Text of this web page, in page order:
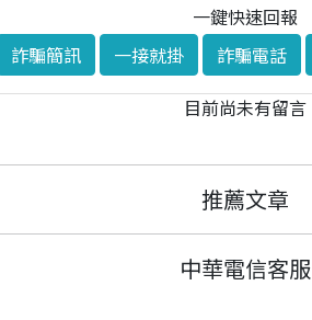
一鍵快速回報
詐騙簡訊
一接就掛 詐騙電話
目前尚未有留言
推薦文章
中華電信客服